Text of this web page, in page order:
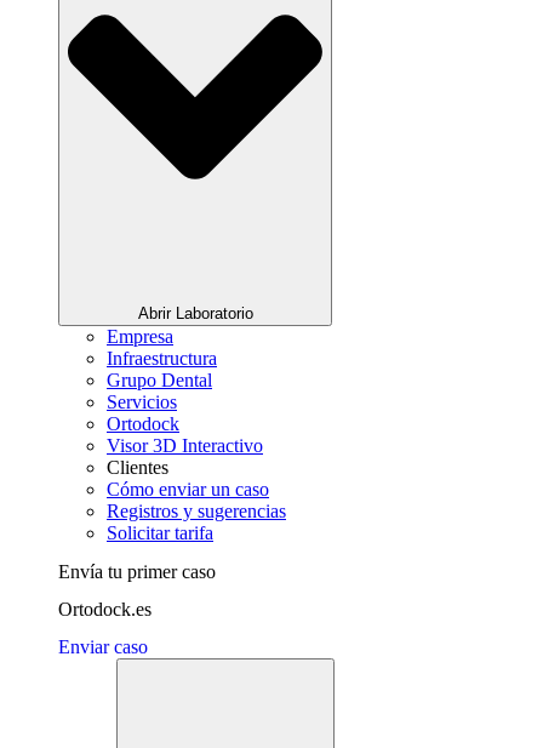
Abrir Laboratorio
Empresa
Infraestructura
Grupo Dental
Servicios
Ortodock
Visor 3D Interactivo
Clientes
Cómo enviar un caso
Registros y sugerencias
Solicitar tarifa
Envía tu primer caso
Ortodock.es
Enviar caso